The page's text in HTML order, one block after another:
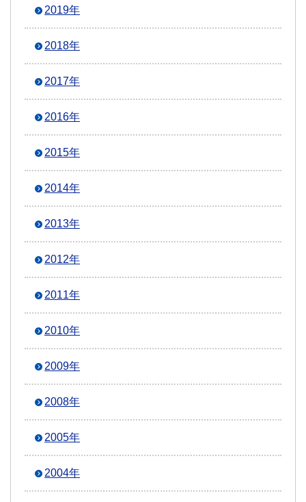
2019年
2018年
2017年
2016年
2015年
2014年
2013年
2012年
2011年
2010年
2009年
2008年
2005年
2004年